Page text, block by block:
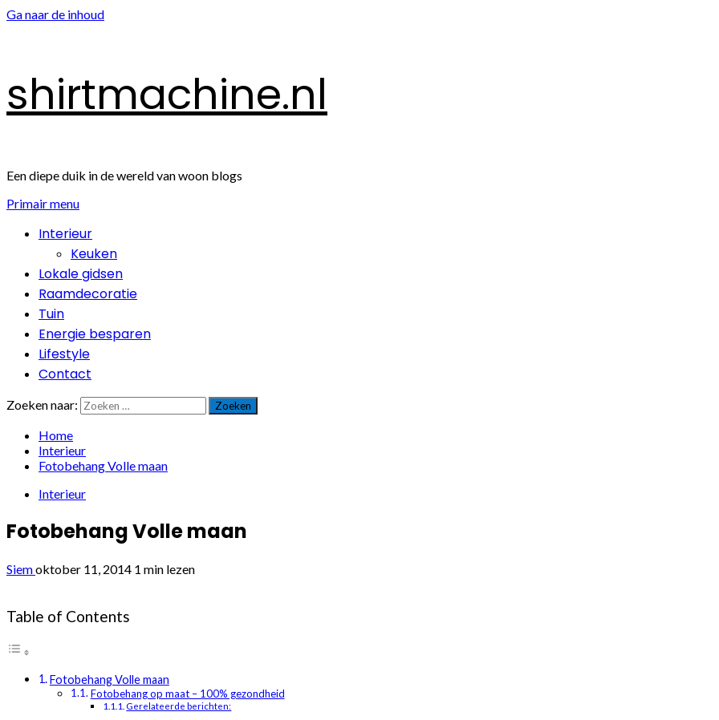
Ga naar de inhoud
shirtmachine.nl
Een diepe duik in de wereld van woon blogs
Primair menu
Interieur
Keuken
Lokale gidsen
Raamdecoratie
Tuin
Energie besparen
Lifestyle
Contact
Zoeken naar:
Home
Interieur
Fotobehang Volle maan
Interieur
Fotobehang Volle maan
Siemoktober 11, 2014 1 min lezen
Table of Contents
Fotobehang Volle maan
Fotobehang op maat – 100% gezondheid
Gerelateerde berichten: